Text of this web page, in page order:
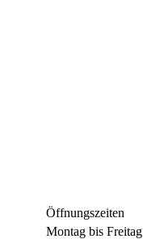
Öffnungszeiten
Montag bis Freitag